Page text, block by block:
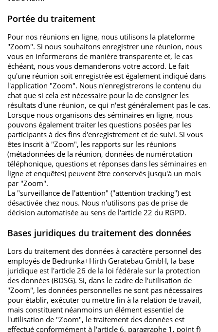
Portée du traitement
Pour nos réunions en ligne, nous utilisons la plateforme
"Zoom". Si nous souhaitons enregistrer une réunion, nous
vous en informerons de manière transparente et, le cas
échéant, nous vous demanderons votre accord. Le fait
qu'une réunion soit enregistrée est également indiqué dans
l'application "Zoom". Nous n'enregistrerons le contenu du
chat que si cela est nécessaire pour la de consigner les
résultats d'une réunion, ce qui n'est généralement pas le cas.
Lorsque nous organisons des séminaires en ligne, nous
pouvons également traiter les questions posées par les
participants à des fins d'enregistrement et de suivi. Si vous
êtes inscrit à "Zoom", les rapports sur les réunions
(métadonnées de la réunion, données de numérotation
téléphonique, questions et réponses dans les séminaires en
ligne et enquêtes) peuvent être conservés jusqu'à un mois
par "Zoom".
La "surveillance de l'attention" ("attention tracking") est
désactivée chez nous. Nous n'utilisons pas de prise de
décision automatisée au sens de l'article 22 du RGPD.
Bases juridiques du traitement des données
Lors du traitement des données à caractère personnel des
employés de Bedrunka+Hirth Gerätebau GmbH, la base
juridique est l'article 26 de la loi fédérale sur la protection
des données (BDSG). Si, dans le cadre de l'utilisation de
"Zoom", les données personnelles ne sont pas nécessaires
pour établir, exécuter ou mettre fin à la relation de travail,
mais constituent néanmoins un élément essentiel de
l'utilisation de "Zoom", le traitement des données est
effectué conformément à l'article 6, paragraphe 1, point f)